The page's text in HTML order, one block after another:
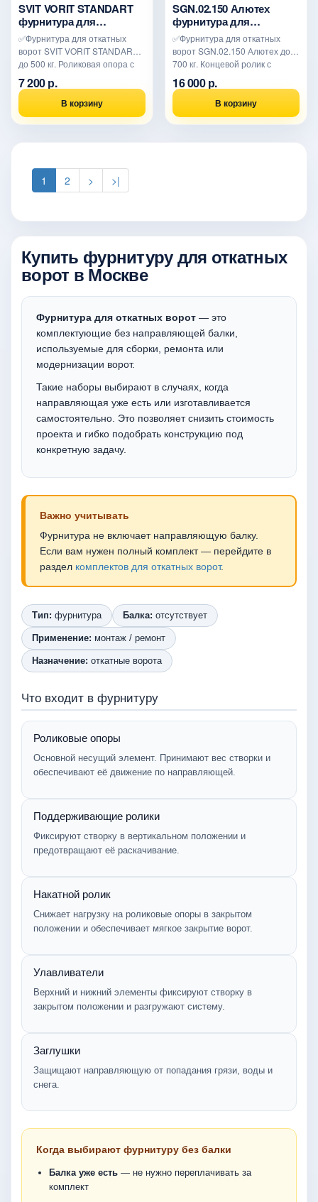
SVIT VORIT STANDART
фурнитура для
откатных ворот
✅Фурнитура для откатных
ворот SVIT VORIT STANDART
до 500 кг. Роликовая опора с
усиленным подшипником..
7 200 р.
В корзину
SGN.02.150 Алютех
фурнитура для
откатных ворот
✅Фурнитура для откатных
ворот SGN.02.150 Алютех до
700 кг. Концевой ролик с
металлическим колесом. М..
16 000 р.
В корзину
1 2 > >|
Купить фурнитуру для откатных
ворот в Москве
Фурнитура для откатных ворот — это
комплектующие без направляющей балки,
используемые для сборки, ремонта или
модернизации ворот.
Такие наборы выбирают в случаях, когда
направляющая уже есть или изготавливается
самостоятельно. Это позволяет снизить стоимость
проекта и гибко подобрать конструкцию под
конкретную задачу.
Важно учитывать
Фурнитура не включает направляющую балку.
Если вам нужен полный комплект — перейдите в
раздел комплектов для откатных ворот.
Тип: фурнитура Балка: отсутствует
Применение: монтаж / ремонт
Назначение: откатные ворота
Что входит в фурнитуру
Роликовые опоры
Основной несущий элемент. Принимают вес створки и
обеспечивают её движение по направляющей.
Поддерживающие ролики
Фиксируют створку в вертикальном положении и
предотвращают её раскачивание.
Накатной ролик
Снижает нагрузку на роликовые опоры в закрытом
положении и обеспечивает мягкое закрытие ворот.
Улавливатели
Верхний и нижний элементы фиксируют створку в
закрытом положении и разгружают систему.
Заглушки
Защищают направляющую от попадания грязи, воды и
снега.
Когда выбирают фурнитуру без балки
Балка уже есть — не нужно переплачивать за
комплект